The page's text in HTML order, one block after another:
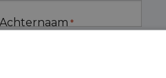
Achternaam *